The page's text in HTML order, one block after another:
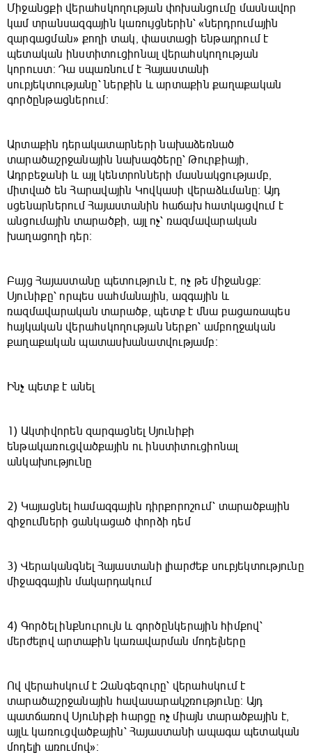
Միջանցքի վերահսկողության փոխանցումը մասնավոր
կամ տրանսազգային կառույցներին՝ «ներդրումային
զարգացման» քողի տակ, փաստացի ենթադրում է
պետական ինստիտուցիոնալ վերահսկողության
կորուստ։ Դա սպառնում է Հայաստանի
սուբյեկտությանը՝ ներքին և արտաքին քաղաքական
գործընթացներում։
Արտաքին դերակատարների նախաձեռնած
տարածաշրջանային նախագծերը՝ Թուրքիայի,
Ադրբեջանի և այլ կենտրոնների մասնակցությամբ,
միտված են Հարավային Կովկասի վերաձևմանը։ Այդ
սցենարներում Հայաստանին հաճախ հատկացվում է
անցումային տարածքի, այլ ոչ՝ ռազմավարական
խաղացողի դեր։
Բայց Հայաստանը պետություն է, ոչ թե միջանցք։
Սյունիքը՝ որպես սահմանային, ազգային և
ռազմավարական տարածք, պետք է մնա բացառապես
հայկական վերահսկողության ներքո՝ ամբողջական
քաղաքական պատասխանատվությամբ։
Ինչ պետք է անել
1) Ակտիվորեն զարգացնել Սյունիքի
ենթակառուցվածքային ու ինստիտուցիոնալ
անկախությունը
2) Կայացնել համազգային դիրքորոշում՝ տարածքային
զիջումների ցանկացած փորձի դեմ
3) Վերականգնել Հայաստանի լիարժեք սուբյեկտությունը
միջազգային մակարդակում
4) Գործել ինքնուրույն և գործընկերային հիմքով՝
մերժելով արտաքին կառավարման մոդելները
Ով վերահսկում է Զանգեզուրը՝ վերահսկում է
տարածաշրջանային հավասարակշռությունը։ Այդ
պատճառով Սյունիքի հարցը ոչ միայն տարածքային է,
այլև կառուցվածքային՝ Հայաստանի ապագա պետական
մոդելի առումով»։